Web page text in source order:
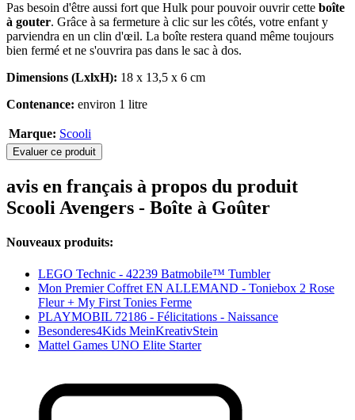
Pas besoin d'être aussi fort que Hulk pour pouvoir ouvrir cette boîte
à gouter. Grâce à sa fermeture à clic sur les côtés, votre enfant y
parviendra en un clin d'œil. La boîte restera quand même toujours
bien fermé et ne s'ouvrira pas dans le sac à dos.
Dimensions (LxlxH): 18 x 13,5 x 6 cm
Contenance: environ 1 litre
Marque: Scooli
Evaluer ce produit
avis en français à propos du produit
Scooli Avengers - Boîte à Goûter
Nouveaux produits:
LEGO Technic - 42239 Batmobile™ Tumbler
Mon Premier Coffret EN ALLEMAND - Toniebox 2 Rose
Fleur + My First Tonies Ferme
PLAYMOBIL 72186 - Félicitations - Naissance
Besonderes4Kids MeinKreativStein
Mattel Games UNO Elite Starter